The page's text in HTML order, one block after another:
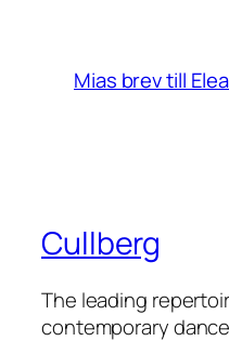
Mias brev till
Cullberg
The leading
contemporary